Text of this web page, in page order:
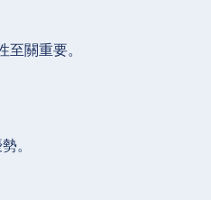
關重要。
。